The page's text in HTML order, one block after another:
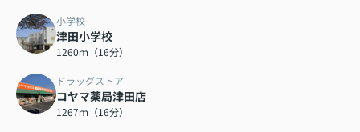
小学校
津田小学校
1260ｍ（16分）
ドラッグストア
コヤマ薬局津田店
1267ｍ（16分）